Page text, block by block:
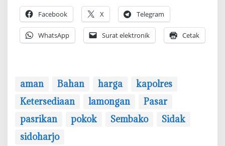
Facebook X Telegram
WhatsApp Surat elektronik Cetak
aman Bahan harga
kapolres
Ketersediaan
lamongan
Pasar
pasrikan
pokok Sembako
Sidak
sidoharjo